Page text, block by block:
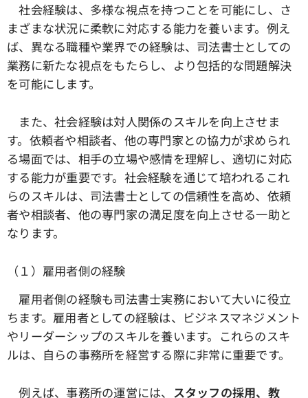
社会経験は、多様な視点を持つことを可能にし、さ
まざまな状況に柔軟に対応する能力を養います。例え
ば、異なる職種や業界での経験は、司法書士としての
業務に新たな視点をもたらし、より包括的な問題解決
を可能にします。
また、社会経験は対人関係のスキルを向上させま
す。依頼者や相談者、他の専門家との協力が求められ
る場面では、相手の立場や感情を理解し、適切に対応
する能力が重要です。社会経験を通じて培われるこれ
らのスキルは、司法書士としての信頼性を高め、依頼
者や相談者、他の専門家の満足度を向上させる一助と
なります。
（１）雇用者側の経験
雇用者側の経験も司法書士実務において大いに役立
ちます。雇用者としての経験は、ビジネスマネジメント
やリーダーシップのスキルを養います。これらのスキ
ルは、自らの事務所を経営する際に非常に重要です。
例えば、事務所の運営には、 スタッフの採用、教